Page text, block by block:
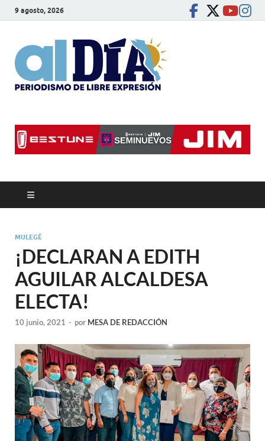
9 agosto, 2026
MULEGÉ
¡DECLARAN A EDITH
AGUILAR ALCALDESA
ELECTA!
10 junio, 2021 - por MESA DE REDACCIÓN